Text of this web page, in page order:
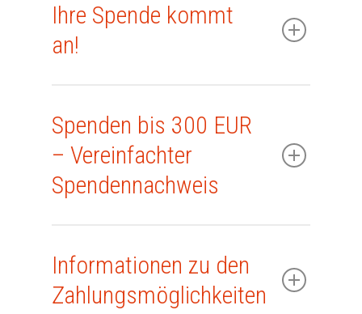
Ihre Spende kommt
an!
Spenden bis 300 EUR
– Vereinfachter
Spendennachweis
Informationen zu den
ZahlungsmöglichkeitenPrivatpersonen